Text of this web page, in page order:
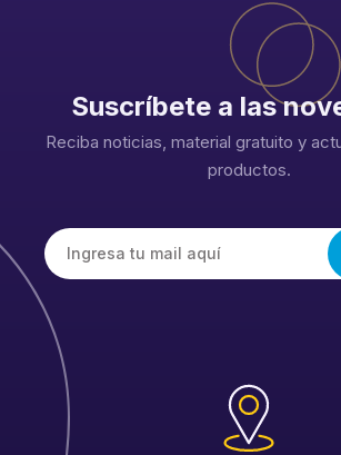
Suscríbete a las
Reciba noticias, material gratuito y
productos.